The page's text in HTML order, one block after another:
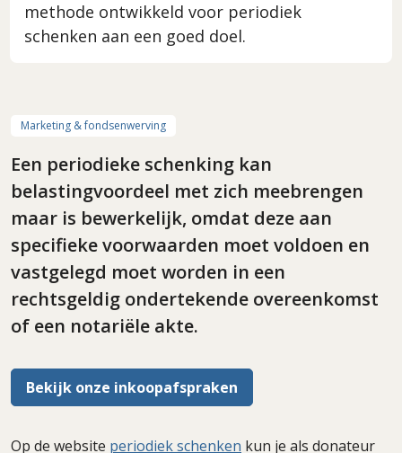
methode ontwikkeld voor periodiek
schenken aan een goed doel.
Marketing & fondsenwerving
Een periodieke schenking kan
belastingvoordeel met zich meebrengen
maar is bewerkelijk, omdat deze aan
specifieke voorwaarden moet voldoen en
vastgelegd moet worden in een
rechtsgeldig ondertekende overeenkomst
of een notariële akte.
Bekijk onze inkoopafspraken
Op de website periodiek schenken kun je als donateur